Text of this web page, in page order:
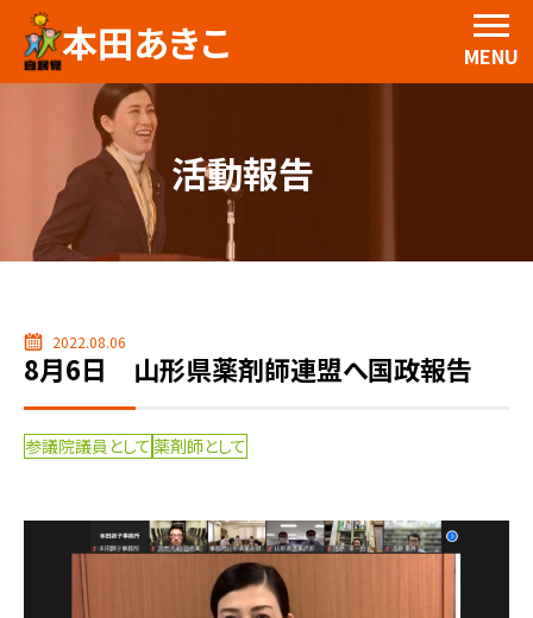
本田あきこ MENU
活動報告
2022.08.06
8月6日 山形県薬剤師連盟へ国政報告
参議院議員として 薬剤師として